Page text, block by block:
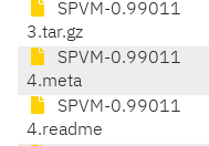
SPVM-0.99011
3.tar.gz
SPVM-0.99011
4.meta
SPVM-0.99011
4.readme